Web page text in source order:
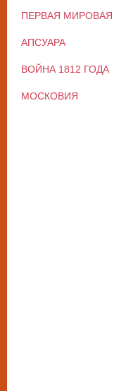
ПЕРВАЯ МИРОВАЯ
АПСУАРА
ВОЙНА 1812 ГОДА
МОСКОВИЯ